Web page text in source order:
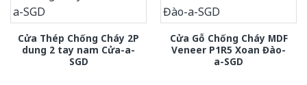
Cửa Thép Chống Cháy 2P
dung 2 tay nam Cửa-a-
SGD
Cửa Gỗ Chống Cháy MDF
Veneer P1R5 Xoan Đào-
a-SGD